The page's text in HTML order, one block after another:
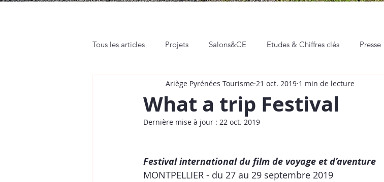
Tous les articles Projets Salons&CE Etudes & Chiffres clés Presse
Rendez-vous pro Web et Réseaux sociaux Communication & Marketing
Place de Marché Hackathon
What a trip Festival
Ariège Pyrénées Tourisme 21 oct. 2019 1 min de lecture
Dernière mise à jour : 22 oct. 2019
Festival international du film de voyage et d’aventure
MONTPELLIER - du 27 au 29 septembre 2019